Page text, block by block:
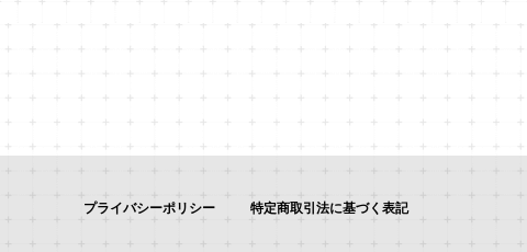
プライバシーポリシー 特定商取引法に基づく表記